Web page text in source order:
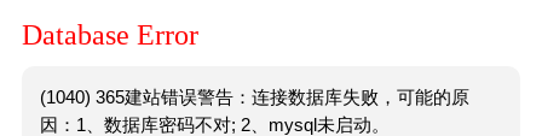
Database Error
(1040) 365建站错误警告：连接数据库失败，可能的原
因：1、数据库密码不对; 2、mysql未启动。